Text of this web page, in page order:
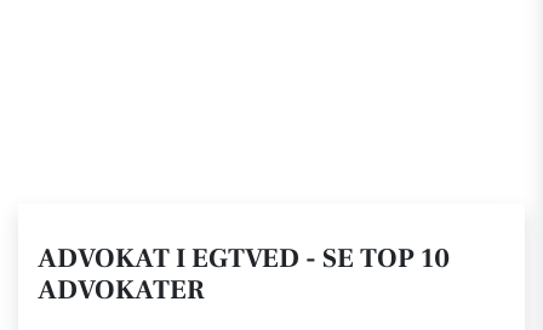
ADVOKAT I EGTVED - SE TOP 10
ADVOKATER